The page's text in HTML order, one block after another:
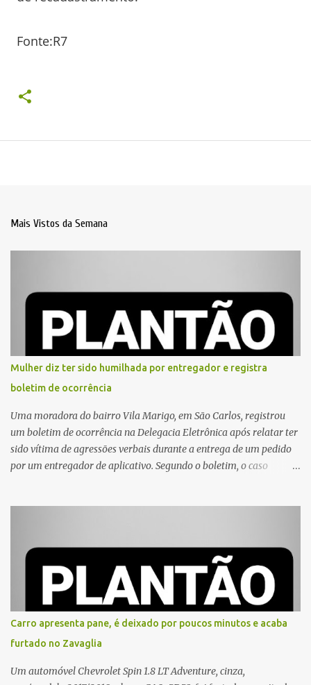
Fonte:R7
Mais Vistos da Semana
Mulher diz ter sido humilhada por entregador e registra
boletim de ocorrência
Uma moradora do bairro Vila Marigo, em São Carlos, registrou
um boletim de ocorrência na Delegacia Eletrônica após relatar ter
sido vítima de agressões verbais durante a entrega de um pedido
por um entregador de aplicativo. Segundo o boletim, o caso
proximidades. Ainda conforme o registro policial, a vítima relatou
que, ao receber a entrega, voltou a ser ofendida com palavras de
baixo calão e insultos. Ela informou à Polícia Civil que mora
sozinha e que se sentiu ameaçada, coagida e humilhada com a
situação. Fonte: São Carlos Agora
Carro apresenta pane, é deixado por poucos minutos e acaba
furtado no Zavaglia
Um automóvel Chevrolet Spin 1.8 LT Adventure, cinza,